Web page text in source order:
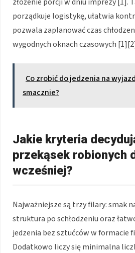
porządkuje logistykę, ułatwia
pozwala zaplanować czas
wygodnych oknach czasowych
Co zrobić do jedzenia na
smacznie?
Jakie kryteria
przekąsek robionych
wcześniej?
Najważniejsze są trzy filary: smak
struktura po schłodzeniu oraz
jedzenia bez sztućców w formacie
Dodatkowo liczy się minimalna